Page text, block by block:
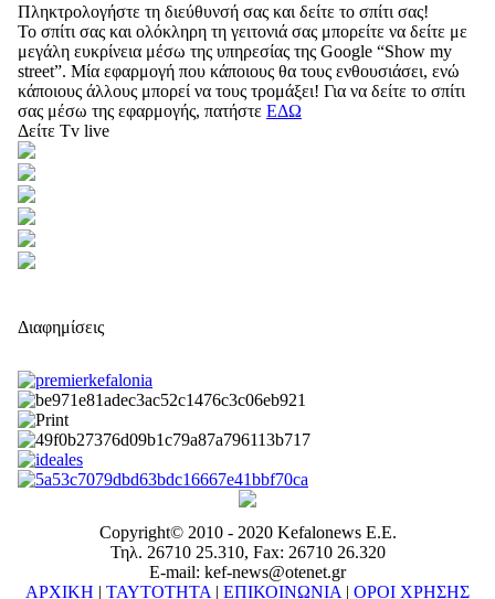
Πληκτρολογήστε τη διεύθυνσή σας και δείτε το σπίτι σας!
Το σπίτι σας και ολόκληρη τη γειτονιά σας μπορείτε να δείτε με
μεγάλη ευκρίνεια μέσω της υπηρεσίας της Google “Show my
street”. Μία εφαρμογή που κάποιους θα τους ενθουσιάσει, ενώ
κάποιους άλλους μπορεί να τους τρομάξει! Για να δείτε το σπίτι
σας μέσω της εφαρμογής, πατήστε ΕΔΩ
Δείτε Tv live
Διαφημίσεις
Copyright© 2010 - 2020 Kefalonews Ε.E.
Τηλ. 26710 25.310, Fax: 26710 26.320
E-mail: kef-news@otenet.gr
ΑΡΧΙΚΗ | ΤΑΥΤΟΤΗΤΑ | ΕΠΙΚΟΙΝΩΝΙΑ | ΟΡΟΙ ΧΡΗΣΗΣ